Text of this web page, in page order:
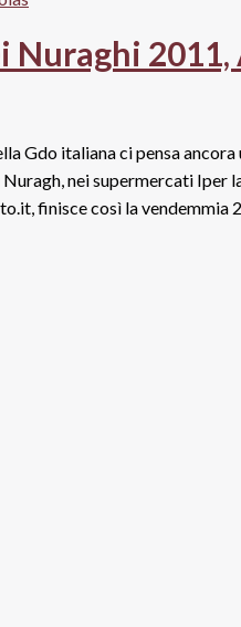
Nuraghi 2011,
Gdo italiana ci pensa
nei supermercati Iper
finisce così la